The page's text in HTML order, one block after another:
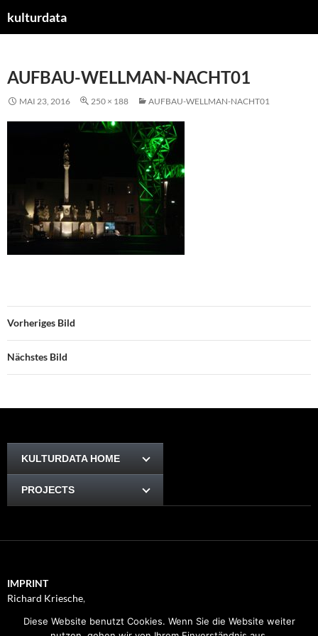
kulturdata
AUFBAU-WELLMAN-NACHT01
MAI 23, 2016 250 × 188 AUFBAU-WELLMAN-NACHT01
Vorheriges Bild
Nächstes Bild
KULTURDATA HOME
PROJECTS
IMPRINT
Richard Kriesche,
GrazDiese Website benutzt Cookies. Wenn Sie die Website weiter